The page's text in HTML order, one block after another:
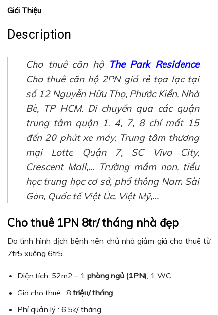
Giới Thiệu
Description
Cho thuê căn hộ The Park Residence
Cho thuê căn hộ 2PN giá rẻ tọa lạc tại
số 12 Nguyễn Hữu Thọ, Phước Kiển, Nhà
Bè, TP HCM. Di chuyển qua các quận
trung tâm quận 1, 4, 7, 8 chỉ mất 15
đến 20 phút xe máy. Trung tâm thương
mại Lotte Quận 7, SC Vivo City,
Crescent Mall,… Trường mầm non, tiểu
học trung học cơ sở, phổ thông Nam Sài
Gòn, Quốc tế Việt Úc, Việt Mỹ,…
Cho thuê 1PN 8tr/ tháng nhà đẹp
Do tình hình dịch bệnh nên chủ nhà giảm giá cho thuê từ
7tr5 xuống 6tr5.
Diện tích: 52m2 – 1 phòng ngủ (1PN), 1 WC.
Giá cho thuê: 8 triệu/ tháng.
Phí quản lý : 6,5k/ tháng.